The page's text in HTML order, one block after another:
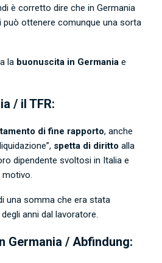
è corretto dire che in Germania
può ottenere comunque una sorta
la buonuscita in Germania e
/ il TFR:
di fine rapporto, anche
spetta di diritto alla
dipendente svoltosi in Italia e
motivo.
una somma che era stata
anni dal lavoratore.
Germania / Abfindung: